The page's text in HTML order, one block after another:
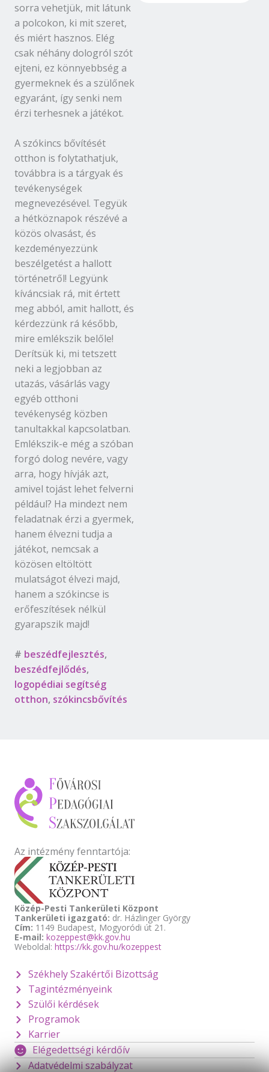
sorra vehetjük, mit látunk
a polcokon, ki mit szeret,
és miért hasznos. Elég
csak néhány dologról szót
ejteni, ez könnyebbség a
gyermeknek és a szülőnek
egyaránt, így senki nem
érzi terhesnek a játékot.
A szókincs bővítését
otthon is folytathatjuk,
továbbra is a tárgyak és
tevékenységek
megnevezésével. Tegyük
a hétköznapok részévé a
közös olvasást, és
kezdeményezzünk
beszélgetést a hallott
történetről! Legyünk
kíváncsiak rá, mit értett
meg abból, amit hallott, és
kérdezzünk rá később,
mire emlékszik belőle!
Derítsük ki, mi tetszett
neki a legjobban az
utazás, vásárlás vagy
egyéb otthoni
tevékenység közben
tanultakkal kapcsolatban.
Emlékszik-e még a szóban
forgó dolog nevére, vagy
arra, hogy hívják azt,
amivel tojást lehet felverni
például? Ha mindezt nem
feladatnak érzi a gyermek,
hanem élvezni tudja a
játékot, nemcsak a
közösen eltöltött
mulatságot élvezi majd,
hanem a szókincse is
erőfeszítések nélkül
gyarapszik majd!
# beszédfejlesztés,
beszédfejlődés,
logopédiai segítség
otthon, szókincsbővítés
Az intézmény fenntartója:
Közép-Pesti Tankerületi Központ
Tankerületi igazgató: dr. Házlinger György
Cím: 1149 Budapest, Mogyoródi út 21.
E-mail: kozeppest@kk.gov.hu
Weboldal: https://kk.gov.hu/kozeppest
Székhely Szakértői Bizottság
Tagintézményeink
Szülői kérdések
Programok
Karrier
Elégedettségi kérdőív
Adatvédelmi szabályzat